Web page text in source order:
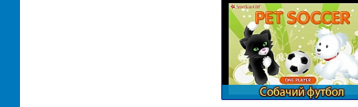
Собачий футбол